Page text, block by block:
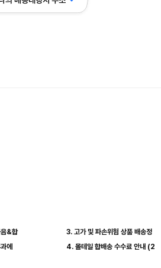
음&합
에
3. 고가 및 파손위험 상품 배송정
4. 몰테일 합배송 수수료 안내 (2